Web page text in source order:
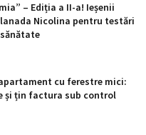
– Ediția a II-a! Ieșenii
Nicolina pentru testări
cu ferestre mici:
și țin factura sub control